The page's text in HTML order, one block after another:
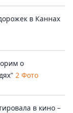
в Каннах
о
2 Фото
в кино –